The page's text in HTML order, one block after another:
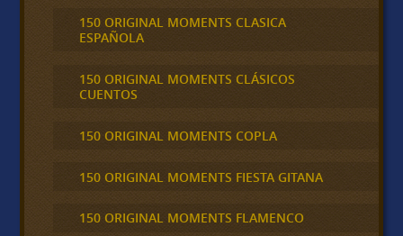
150 ORIGINAL MOMENTS CLASICA
ESPAÑOLA
150 ORIGINAL MOMENTS CLÁSICOS
CUENTOS
150 ORIGINAL MOMENTS COPLA
150 ORIGINAL MOMENTS FIESTA GITANA
150 ORIGINAL MOMENTS FLAMENCO